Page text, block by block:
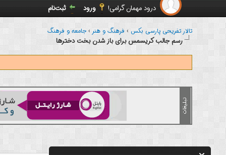
درود مهمان گرامی!
ورود ثبت‌نام
تالار تفریحی پارسی بکس › فرهنگ و هنر›جامعه و فرهنگ
رسم جالب کریسمس برای باز شدن بخت دخترها